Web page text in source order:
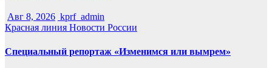
Авг 8, 2026 kprf_admin
Красная линия Новости России
Специальный репортаж «Изменимся или вымрем»